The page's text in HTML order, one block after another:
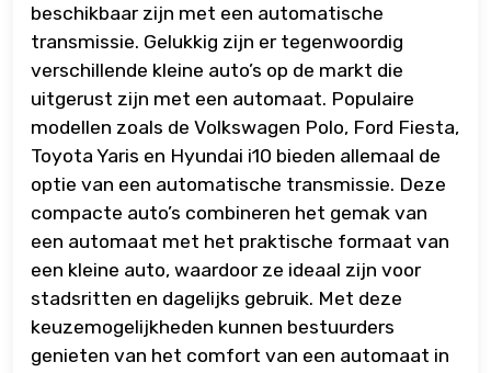
beschikbaar zijn met een automatische
transmissie. Gelukkig zijn er tegenwoordig
verschillende kleine auto’s op de markt die
uitgerust zijn met een automaat. Populaire
modellen zoals de Volkswagen Polo, Ford Fiesta,
Toyota Yaris en Hyundai i10 bieden allemaal de
optie van een automatische transmissie. Deze
compacte auto’s combineren het gemak van
een automaat met het praktische formaat van
een kleine auto, waardoor ze ideaal zijn voor
stadsritten en dagelijks gebruik. Met deze
keuzemogelijkheden kunnen bestuurders
genieten van het comfort van een automaat in